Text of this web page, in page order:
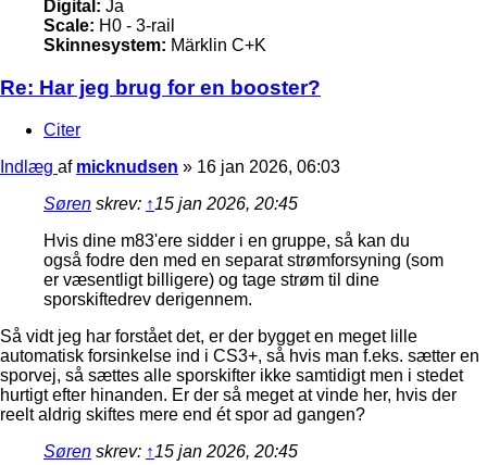
Digital: Ja
Scale: H0 - 3-rail
Skinnesystem: Märklin C+K
Re: Har jeg brug for en booster?
Citer
Indlæg af micknudsen » 16 jan 2026, 06:03
Søren skrev: ↑15 jan 2026, 20:45
Hvis dine m83'ere sidder i en gruppe, så kan du
også fodre den med en separat strømforsyning (som
er væsentligt billigere) og tage strøm til dine
sporskiftedrev derigennem.
Så vidt jeg har forstået det, er der bygget en meget lille
automatisk forsinkelse ind i CS3+, så hvis man f.eks. sætter en
sporvej, så sættes alle sporskifter ikke samtidigt men i stedet
hurtigt efter hinanden. Er der så meget at vinde her, hvis der
reelt aldrig skiftes mere end ét spor ad gangen?
Søren skrev: ↑15 jan 2026, 20:45